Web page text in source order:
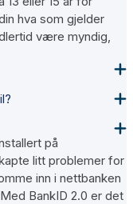
hva som gjelder
være myndig,
på
litt problemer for
inn i nettbanken
BankID 2.0 er det